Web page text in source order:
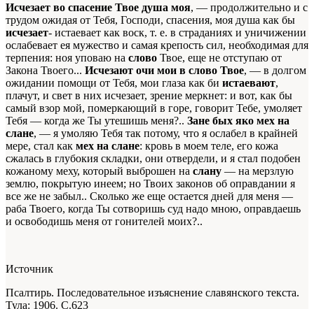
Исчезает во спасение Твое душа моя, — продолжительно и с
трудом ожидая от Тебя, Господи, спасения, моя душа как бы
исчезает- истаевает как воск, т. е. в страданиях и уничижении
ослабевает ея мужество и самая крепость сил, необходимая для
терпения: ноя уповаю на слово Твое, еще не отступаю от
Закона Твоего... Исчезают очи мои в слово Твое, — в долгом
ожидании помощи от Тебя, мои глаза как би истаевают,
плачут, и свет в них исчезает, зрение меркнет: и вот, как бы
самый взор мой, померкающий в горе, говорит Тебе, умоляет
Тебя — когда же Ты утешишь меня?.. Зане бых яко мех на
слане, — я умоляю Тебя так потому, что я ослабел в крайней
мере, стал как мех на слане: кровь в моем теле, его кожа
сжалась в глубокия складки, они отвердели, и я стал подобен
кожаному меху, который выброшен на слану — на мерзлую
землю, покрытую инеем; но Твоих законов об оправдании я
все же не забыл.. Сколько же еще остается дней для меня —
раба Твоего, когда Ты сотворишь суд надо мною, оправдаешь
и освободишь меня от гонителей моих?..
Источник
Псалтирь. Последовательное изъяснение славянского текста.
Тула: 1906. С.623